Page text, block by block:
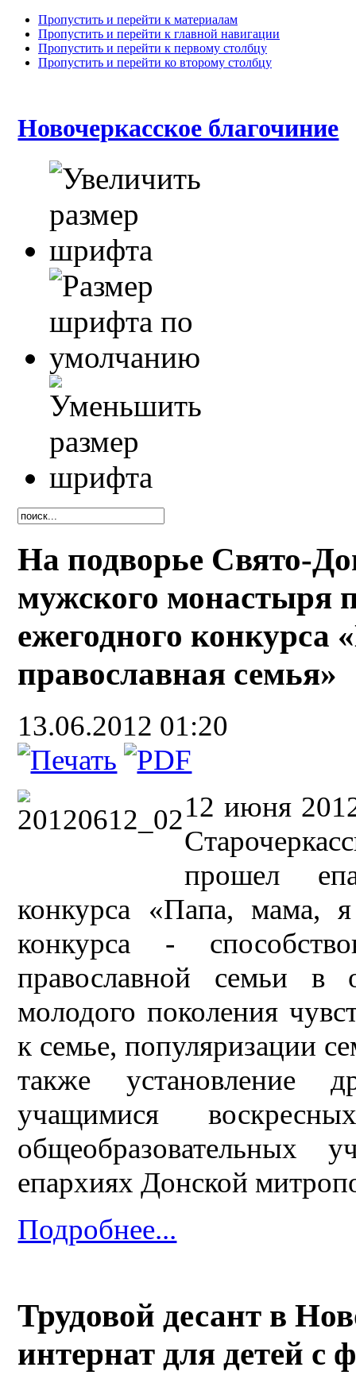
Пропустить и перейти к материалам
Пропустить и перейти к главной навигации
Пропустить и перейти к первому столбцу
Пропустить и перейти ко второму столбцу
Новочеркасское благочиние
На подворье Свято-
мужского монастыря
ежегодного конкурса
православная семья»
13.06.2012 01:20
12 июня
прошел
конкурса «Папа, мама,
конкурса -
православной семьи
молодого поколения
к семье, популяризации
также установление
учащимися
общеобразовательных
епархиях Донской
Подробнее...
Трудовой десант в
интернат для детей с